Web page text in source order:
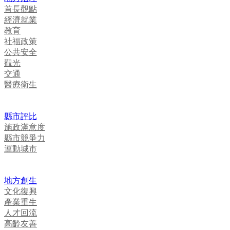
首長觀點
經濟就業
教育
社福政策
公共安全
觀光
交通
醫療衛生
縣市評比
施政滿意度
縣市競爭力
運動城市
地方創生
文化復興
產業重生
人才回流
高齡友善